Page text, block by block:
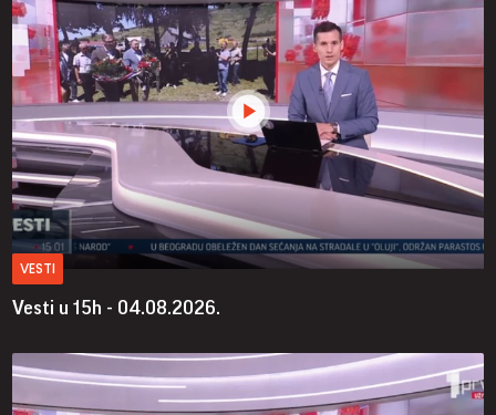
VESTI
Vesti u 15h - 04.08.2026.